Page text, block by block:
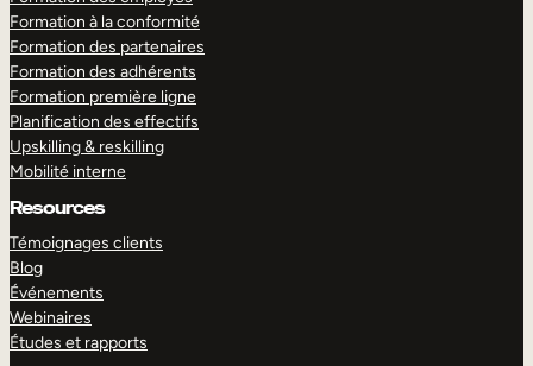
Formation à la conformité
Formation des partenaires
Formation des adhérents
Formation première ligne
Planification des effectifs
Upskilling & reskilling
Mobilité interne
Resources
Témoignages clients
Blog
Événements
Webinaires
Études et rapports